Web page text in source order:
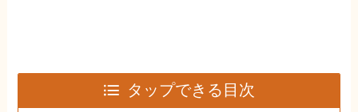
タップできる目次